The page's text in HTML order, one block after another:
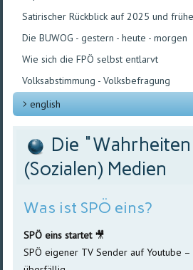
Satirischer Rückblick auf 2025 und
Die BUWOG - gestern - heute - morgen
Wie sich die FPÖ selbst entlarvt
Volksabstimmung - Volksbefragung
english
Die
(Sozialen) Medien
Was ist SPÖ eins?
SPÖ eins startet🎥
SPÖ eigener TV Sender auf Youtube –